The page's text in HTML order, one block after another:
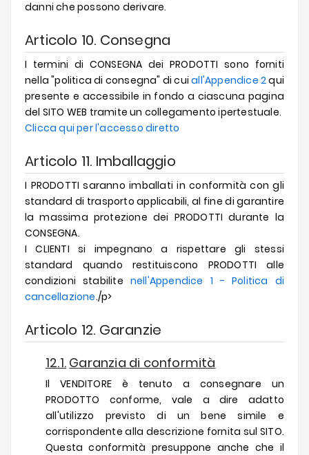
danni che possono derivare.
Articolo 10. Consegna
I termini di CONSEGNA dei PRODOTTI sono forniti
nella "politica di consegna" di cuiall'Appendice 2qui
presente e accessibile in fondo a ciascuna pagina
del SITO WEB tramite un collegamento ipertestuale.
Clicca qui per l'accesso diretto
Articolo 11. Imballaggio
I PRODOTTI saranno imballati in conformità con gli
standard di trasporto applicabili, al fine di garantire
la massima protezione dei PRODOTTI durante la
CONSEGNA.
I CLIENTI si impegnano a rispettare gli stessi
standard quando restituiscono PRODOTTI alle
condizioni stabilite nell'Appendice 1 - Politica di
cancellazione./p>
Articolo 12. Garanzie
12.1. Garanzia di conformità
Il VENDITORE è tenuto a consegnare un
PRODOTTO conforme, vale a dire adatto
all'utilizzo previsto di un bene simile e
corrispondente alla descrizione fornita sul SITO.
Questa conformità presuppone anche che il